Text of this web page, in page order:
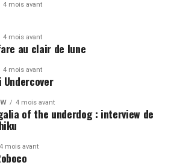
4 mois avant
4 mois avant
au clair de lune
4 mois avant
Undercover
4 mois avant
of the underdog : interview de
4 mois avant